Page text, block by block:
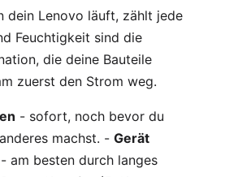
dein Lenovo läuft, zählt jede
Feuchtigkeit sind die
die deine Bauteile
zuerst den Strom weg.
- sofort, noch bevor du
machst. - Gerät
- am besten durch langes